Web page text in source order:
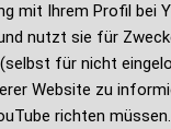
mit Ihrem Profil bei
nutzt sie für
für nicht
Website zu
richten müssen.